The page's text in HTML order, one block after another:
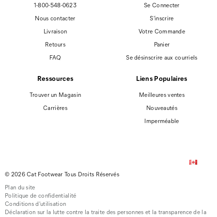
1-800-548-0623
Nous contacter
Livraison
Retours
FAQ
Se Connecter
S'inscrire
Votre Commande
Panier
Se désinscrire aux courriels
Ressources
Trouver un Magasin
Carrières
Liens Populaires
Meilleures ventes
Nouveautés
Imperméable
© 2026 Cat Footwear Tous Droits Réservés
Plan du site
Politique de confidentialité
Conditions d'utilisation
Déclaration sur la lutte contre la traite des personnes et la transparence de la